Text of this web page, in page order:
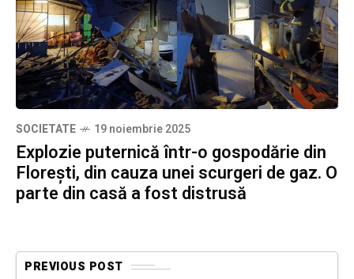
SOCIETATE 19 noiembrie 2025
Explozie puternică într-o gospodărie din
Florești, din cauza unei scurgeri de gaz. O
parte din casă a fost distrusă
PREVIOUS POST